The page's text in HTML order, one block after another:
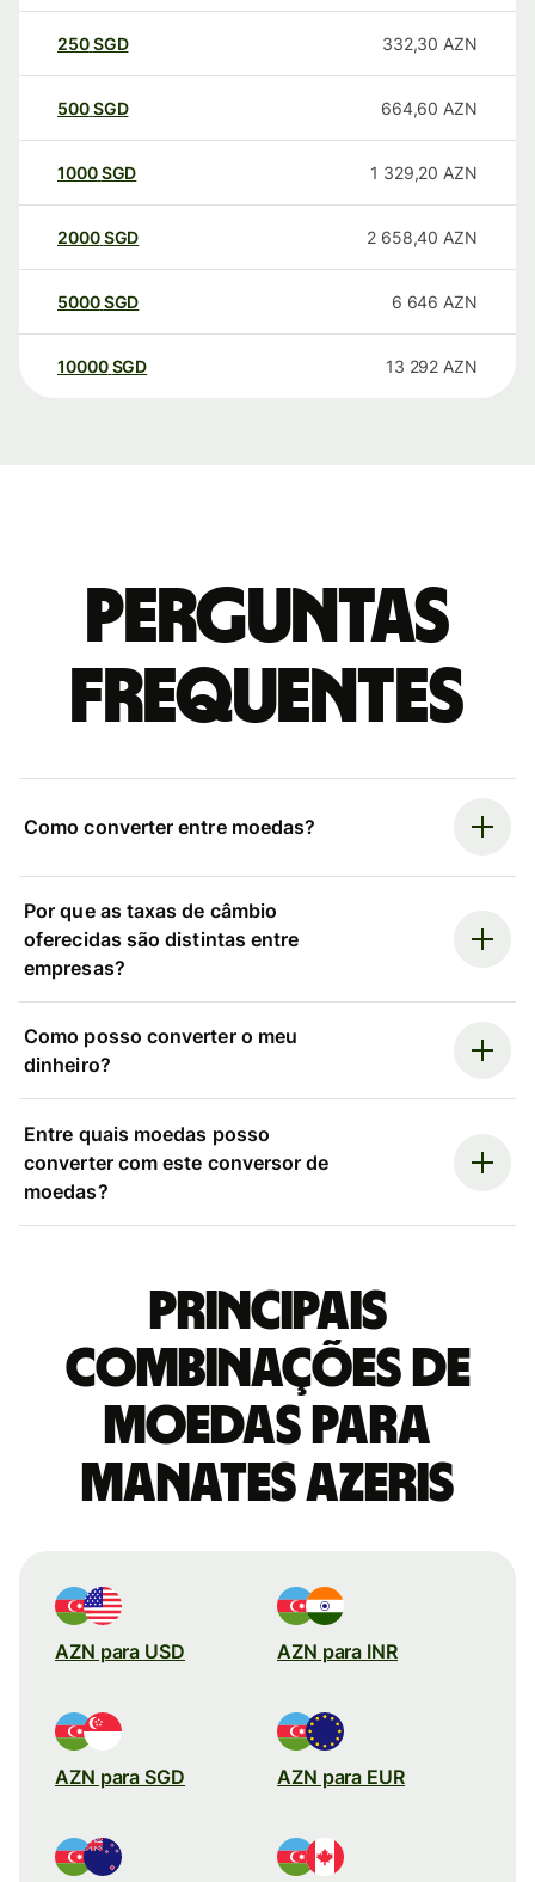
250SGD 332,30 AZN
500SGD 664,60 AZN
1000SGD 1 329,20 AZN
2000SGD 2 658,40 AZN
5000SGD 6 646 AZN
10000 SGD 13 292 AZN
Perguntas
frequentes
Como converter entre moedas?
Por que as taxas de câmbio
oferecidas são distintas entre
empresas?
Como posso converter o meu
dinheiro?
Entre quais moedas posso
converter com este conversor de
moedas?
Principais
combinações de
moedas para
Manates azeris
AZN para USD AZN para INR
AZN para SGD AZN para EUR